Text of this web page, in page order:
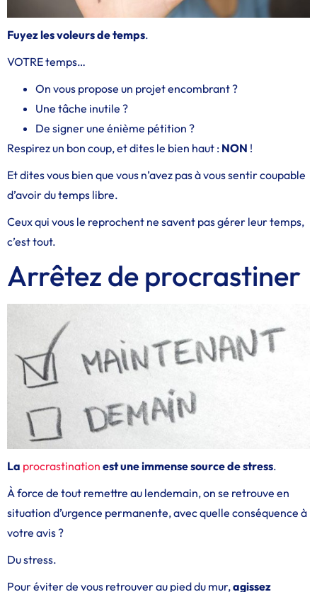
Fuyez les voleurs de temps.
VOTRE temps…
On vous propose un projet encombrant ?
Une tâche inutile ?
De signer une énième pétition ?
Respirez un bon coup, et dites le bien haut : NON !
Et dites vous bien que vous n’avez pas à vous sentir coupable
d’avoir du temps libre.
Ceux qui vous le reprochent ne savent pas gérer leur temps,
c’est tout.
Arrêtez de procrastiner
La procrastination est une immense source de stress.
À force de tout remettre au lendemain, on se retrouve en
situation d’urgence permanente, avec quelle conséquence à
votre avis ?
Du stress.
Pour éviter de vous retrouver au pied du mur,agissez